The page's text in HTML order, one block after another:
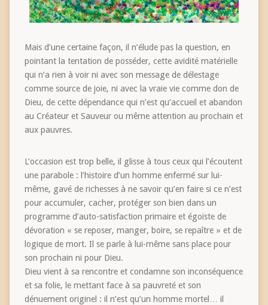
Mais d’une certaine façon, il n’élude pas la question, en
pointant la tentation de posséder, cette avidité matérielle
qui n’a rien à voir ni avec son message de délestage
comme source de joie, ni avec la vraie vie comme don de
Dieu, de cette dépendance qui n’est qu’accueil et abandon
au Créateur et Sauveur ou même attention au prochain et
aux pauvres.
L’occasion est trop belle, il glisse à tous ceux qui l’écoutent
une parabole : l’histoire d’un homme enfermé sur lui-
même, gavé de richesses à ne savoir qu’en faire si ce n’est
pour accumuler, cacher, protéger son bien dans un
programme d’auto-satisfaction primaire et égoïste de
dévoration « se reposer, manger, boire, se repaître » et de
logique de mort. Il se parle à lui-même sans place pour
son prochain ni pour Dieu.
Dieu vient à sa rencontre et condamne son inconséquence
et sa folie, le mettant face à sa pauvreté et son
dénuement originel : il n’est qu’un homme mortel… il